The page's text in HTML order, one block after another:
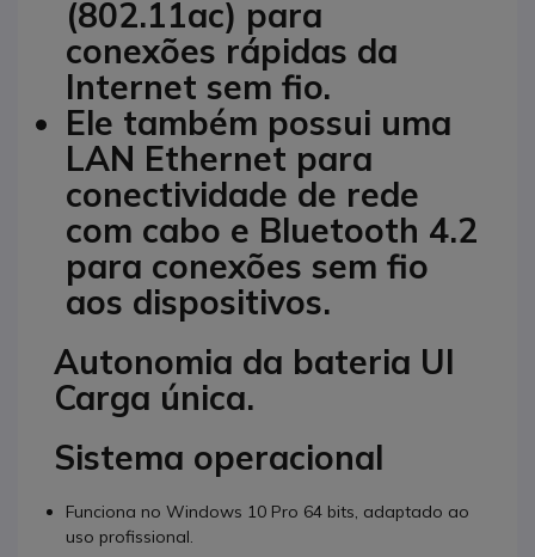
(802.11ac) para
conexões rápidas da
Internet sem fio.
Ele também possui uma
LAN Ethernet para
conectividade de rede
com cabo e Bluetooth 4.2
para conexões sem fio
aos dispositivos.
Autonomia da bateria Ul
Carga única.
Sistema operacional
Funciona no Windows 10 Pro 64 bits, adaptado ao
uso profissional.